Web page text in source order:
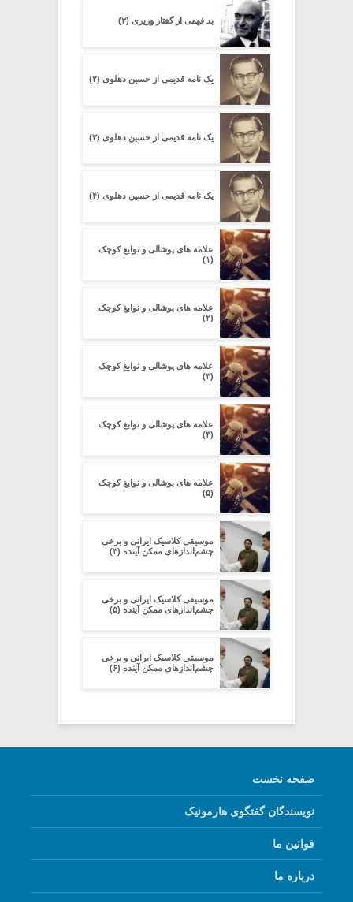
بد فهمی از گفتار وزیری (۳)
یک نامه قدیمی از حسین دهلوی (۲)
یک نامه قدیمی از حسین دهلوی (۳)
یک نامه قدیمی از حسین دهلوی (۴)
علامه های پوشالی و نوابغ کوچک
(۱)
علامه های پوشالی و نوابغ کوچک
(۲)
علامه های پوشالی و نوابغ کوچک
(۳)
علامه های پوشالی و نوابغ کوچک
(۴)
علامه های پوشالی و نوابغ کوچک
(۵)
موسیقی کلاسیک ایرانی و برخی
چشم‌اندازهای ممکنِ آینده (۳)
موسیقی کلاسیک ایرانی و برخی
چشم‌اندازهای ممکنِ آینده (۵)
موسیقی کلاسیک ایرانی و برخی
چشم‌اندازهای ممکنِ آینده (۶)
صفحه نخست
نویسندگان گفتگوی هارمونیک
قوانین ما
درباره ما